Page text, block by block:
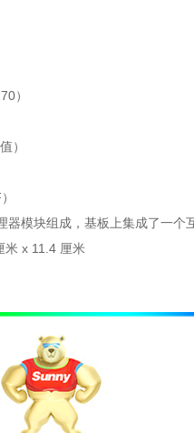
）
）
模块组成，基板上集成了一个
米 x 11.4 厘米